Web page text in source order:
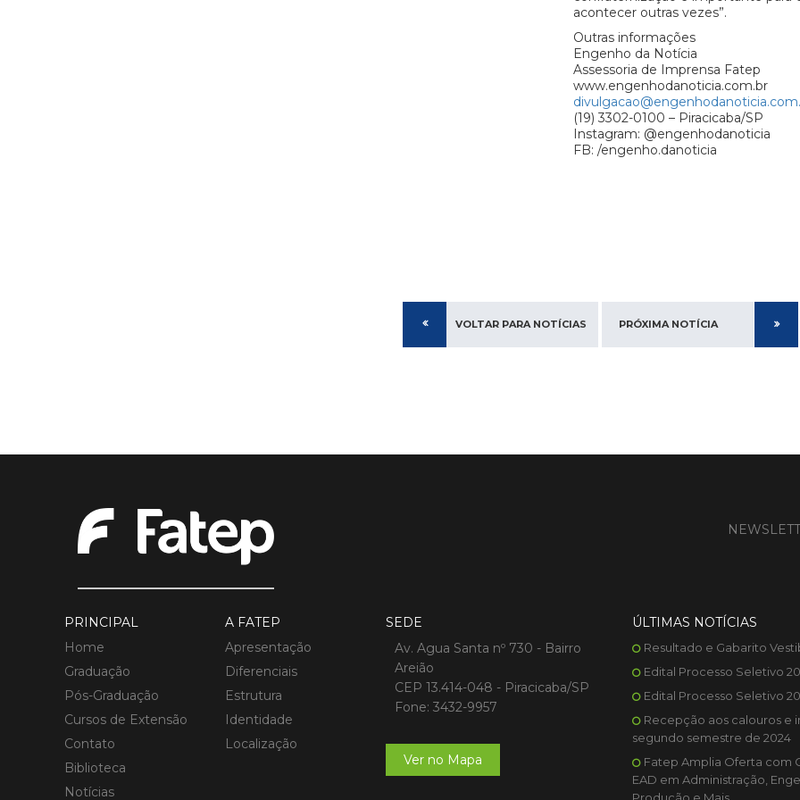
acontecer outras vezes”.
Outras informações
Engenho da Notícia
Assessoria de Imprensa Fatep
www.engenhodanoticia.com.br
(19) 3302-0100 – Piracicaba/SP
Instagram: @engenhodanoticia
FB: /engenho.danoticia
VOLTAR PARA NOTÍCIAS PRÓXIMA NOTÍCIA
PRINCIPAL
Home
Graduação
Pós-Graduação
Cursos de Extensão
Contato
Biblioteca
Notícias
A FATEP
Apresentação
Diferenciais
Estrutura
Identidade
Localização
SEDE
Av. Agua Santa nº 730 - Bairro
Areião
CEP 13.414-048 - Piracicaba/SP
Fone: 3432-9957
Ver no Mapa
ÚLTIMAS NOTÍCIAS
Resultado e Gabarito
Edital Processo Seletivo
Edital Processo Seletivo
Recepção aos calouros e
segundo semestre de 2024
Fatep Amplia Oferta com
EAD em Administração,